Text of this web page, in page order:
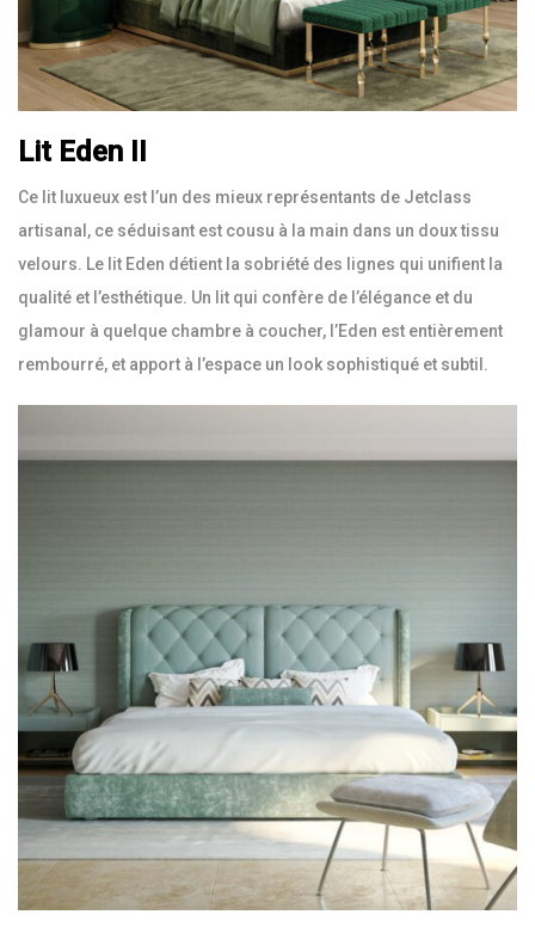
Lit Eden II
Ce lit luxueux est l’un des mieux représentants de Jetclass
artisanal, ce séduisant est cousu à la main dans un doux tissu
velours. Le lit Eden détient la sobriété des lignes qui unifient la
qualité et l’esthétique. Un lit qui confère de l’élégance et du
glamour à quelque chambre à coucher, l’Eden est entièrement
rembourré, et apport à l’espace un look sophistiqué et subtil.